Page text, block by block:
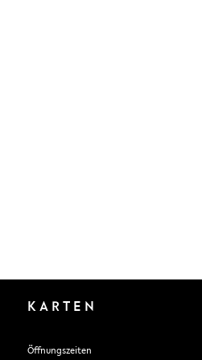
KARTEN
Öffnungszeiten